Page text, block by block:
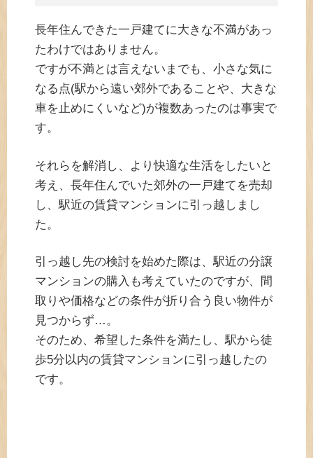
長年住んできた一戸建てに大きな不満があっ
たわけではありません。
ですが不満とは言えないまでも、小さな気に
なる点(駅から遠い郊外であることや、大きな
車を止めにくいなど)が複数あったのは事実で
す。
それらを解消し、より快適な生活をしたいと
考え、長年住んでいた郊外の一戸建てを売却
し、駅近の賃貸マンションに引っ越しまし
た。
引っ越し先の検討を始めた際は、駅近の分譲
マンションの購入も考えていたのですが、間
取りや価格などの条件が折り合う良い物件が
見つからず…。
そのため、希望した条件を満たし、駅から徒
歩5分以内の賃貸マンションに引っ越したの
です。